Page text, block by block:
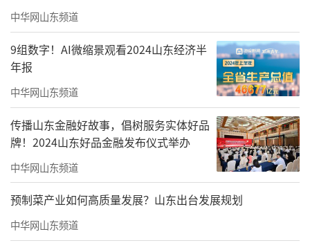
中华网山东频道
9组数字！AI微缩景观看2024山东经济半
年报
中华网山东频道
传播山东金融好故事，倡树服务实体好品
牌！2024山东好品金融发布仪式举办
中华网山东频道
预制菜产业如何高质量发展？山东出台发展规划
中华网山东频道